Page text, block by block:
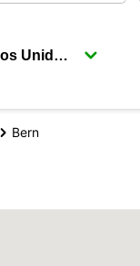
Bern